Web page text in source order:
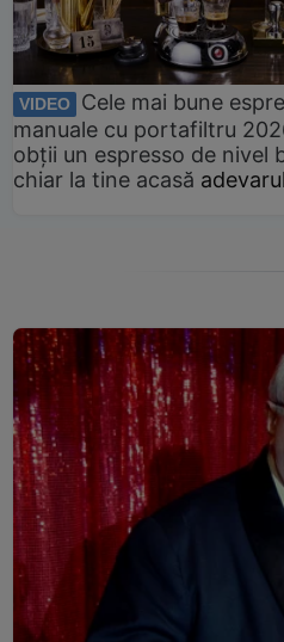
VIDEO
Cele mai bune
manuale cu portafiltru
obții un espresso de nivel
chiar la tine acasă